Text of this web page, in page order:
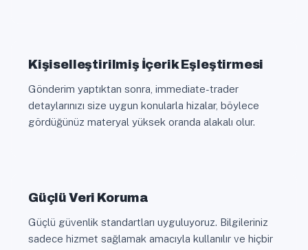
Kişiselleştirilmiş İçerik Eşleştirmesi
Gönderim yaptıktan sonra, immediate-trader
detaylarınızı size uygun konularla hizalar, böylece
gördüğünüz materyal yüksek oranda alakalı olur.
Güçlü Veri Koruma
Güçlü güvenlik standartları uyguluyoruz. Bilgileriniz
sadece hizmet sağlamak amacıyla kullanılır ve hiçbir